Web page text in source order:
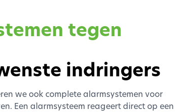
tegen
indringers
we ook complete alarmsystemen voor
Een alarmsysteem reageert direct op een